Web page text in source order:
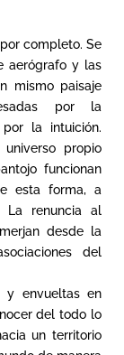
completo. Se
aerógrafo y las
mismo paisaje
por la
la intuición.
propio
funcionan
esta forma, a
La renuncia al
desde la
del
y envueltas en
del todo lo
un territorio